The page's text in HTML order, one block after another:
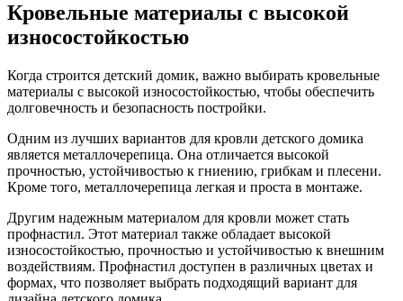
Кровельные материалы с высокой
износостойкостью
Когда строится детский домик, важно выбирать кровельные
материалы с высокой износостойкостью, чтобы обеспечить
долговечность и безопасность постройки.
Одним из лучших вариантов для кровли детского домика
является металлочерепица. Она отличается высокой
прочностью, устойчивостью к гниению, грибкам и плесени.
Кроме того, металлочерепица легкая и проста в монтаже.
Другим надежным материалом для кровли может стать
профнастил. Этот материал также обладает высокой
износостойкостью, прочностью и устойчивостью к внешним
воздействиям. Профнастил доступен в различных цветах и
формах, что позволяет выбрать подходящий вариант для